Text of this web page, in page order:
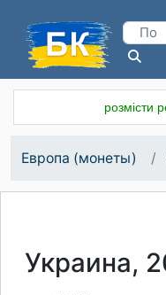
розмісти
Европа (монеты)
Украина,